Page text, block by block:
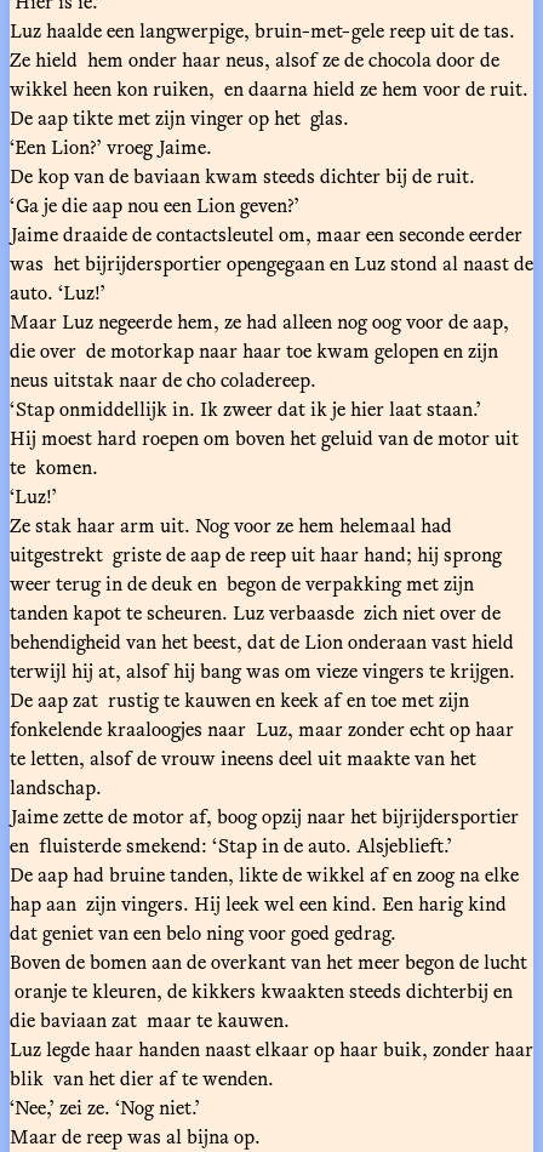
Luz haalde een langwerpige, bruin-met-gele reep uit de tas.
Ze hield hem onder haar neus, alsof ze de chocola door de
wikkel heen kon ruiken, en daarna hield ze hem voor de ruit.
De aap tikte met zijn vinger op het glas.
‘Een Lion?’ vroeg Jaime.
De kop van de baviaan kwam steeds dichter bij de ruit.
‘Ga je die aap nou een Lion geven?’
Jaime draaide de contactsleutel om, maar een seconde eerder
was het bijrijdersportier opengegaan en Luz stond al naast de
auto. ‘Luz!’
Maar Luz negeerde hem, ze had alleen nog oog voor de aap,
die over de motorkap naar haar toe kwam gelopen en zijn
neus uitstak naar de cho coladereep.
‘Stap onmiddellijk in. Ik zweer dat ik je hier laat staan.’
Hij moest hard roepen om boven het geluid van de motor uit
te komen.
‘Luz!’
Ze stak haar arm uit. Nog voor ze hem helemaal had
uitgestrekt griste de aap de reep uit haar hand; hij sprong
weer terug in de deuk en begon de verpakking met zijn
tanden kapot te scheuren. Luz verbaasde zich niet over de
behendigheid van het beest, dat de Lion onderaan vast hield
terwijl hij at, alsof hij bang was om vieze vingers te krijgen.
De aap zat rustig te kauwen en keek af en toe met zijn
fonkelende kraaloogjes naar Luz, maar zonder echt op haar
te letten, alsof de vrouw ineens deel uit maakte van het
landschap.
Jaime zette de motor af, boog opzij naar het bijrijdersportier
en fluisterde smekend: ‘Stap in de auto. Alsjeblieft.’
De aap had bruine tanden, likte de wikkel af en zoog na elke
hap aan zijn vingers. Hij leek wel een kind. Een harig kind
dat geniet van een belo ning voor goed gedrag.
Boven de bomen aan de overkant van het meer begon de lucht
oranje te kleuren, de kikkers kwaakten steeds dichterbij en
die baviaan zat maar te kauwen.
Luz legde haar handen naast elkaar op haar buik, zonder haar
blik van het dier af te wenden.
‘Nee,’ zei ze. ‘Nog niet.’
Maar de reep was al bijna op.